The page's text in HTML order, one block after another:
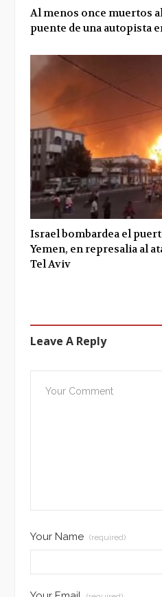
Al menos once muertos
puente de una autopista
Israel bombardea el
Yemen, en represalia al
Tel Aviv
Leave A Reply
Your Name (required)